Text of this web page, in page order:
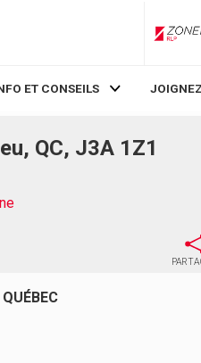
ET CONSEILS
QC, J3A 1Z1